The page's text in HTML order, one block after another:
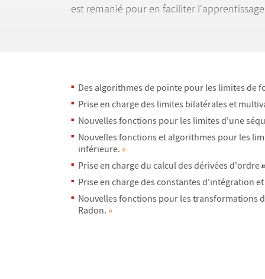
est remanié pour en faciliter
Des algorithmes de pointe pour les limites de
Prise en charge des limites bilatérales et
Nouvelles fonctions pour les limites d'une sé
Nouvelles fonctions et algorithmes pour les
inférieure. »
Prise en charge du calcul des dérivées d'ordre
Prise en charge des constantes d'intégration
Nouvelles fonctions pour les transformations
Radon. »